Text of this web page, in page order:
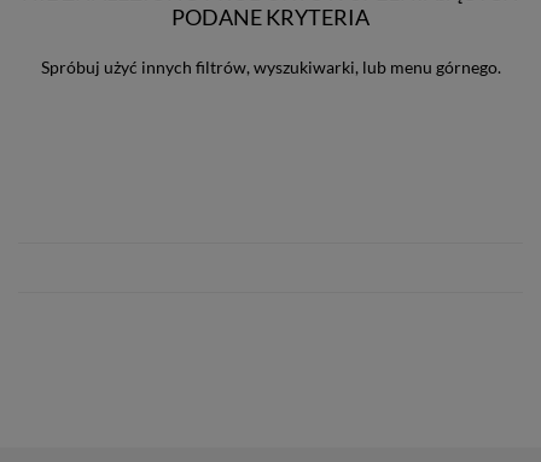
PODANE KRYTERIA
Spróbuj użyć innych filtrów, wyszukiwarki, lub menu górnego.